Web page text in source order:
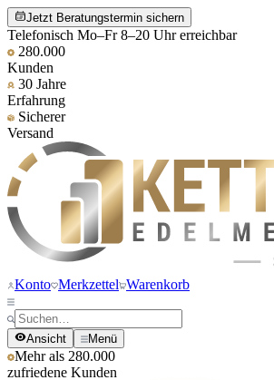
Jetzt Beratungstermin sichern
Telefonisch Mo–Fr 8–20 Uhr erreichbar
280.000
Kunden
30 Jahre
Erfahrung
Sicherer
Versand
Konto Merkzettel Warenkorb
Ansicht Menü
Mehr als 280.000
zufriedene Kunden